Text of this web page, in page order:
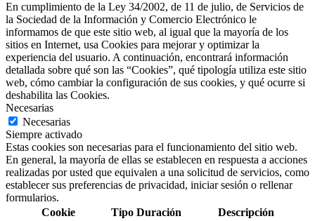
En cumplimiento de la Ley 34/2002, de 11 de julio, de Servicios de
la Sociedad de la Información y Comercio Electrónico le
informamos de que este sitio web, al igual que la mayoría de los
sitios en Internet, usa Cookies para mejorar y optimizar la
experiencia del usuario. A continuación, encontrará información
detallada sobre qué son las “Cookies”, qué tipología utiliza este sitio
web, cómo cambiar la configuración de sus cookies, y qué ocurre si
deshabilita las Cookies.
Necesarias
Necesarias
Siempre activado
Estas cookies son necesarias para el funcionamiento del sitio web.
En general, la mayoría de ellas se establecen en respuesta a acciones
realizadas por usted que equivalen a una solicitud de servicios, como
establecer sus preferencias de privacidad, iniciar sesión o rellenar
formularios.
Cookie
Tipo Duración Descripción